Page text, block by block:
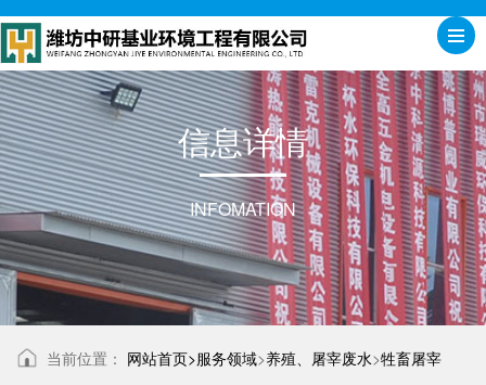
信息详情
INFOMATION
当前位置： 网站首页>服务领域>养殖、屠宰废水>牲畜屠宰